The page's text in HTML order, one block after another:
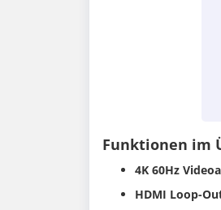
Funktionen im
4K 60Hz
HDMI Loop-